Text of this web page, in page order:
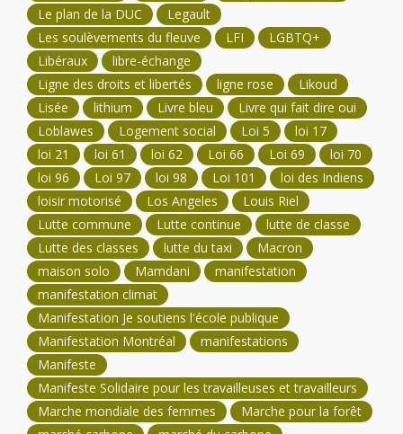
Le plan de la DUC
Legault
Les soulèvements du fleuve
LFI
LGBTQ+
Libéraux
libre-échange
Ligne des droits et libertés
ligne rose
Likoud
Lisée
lithium Livre bleu
Livre qui fait dire oui
Loblawes
Logement social Loi 5
loi 17
loi 21
loi 61 loi 62 Loi 66 Loi 69
loi 70
loi 96
Loi 97 loi 98 Loi 101
loi des Indiens
loisir motorisé
Los Angeles
Louis Riel
Lutte commune
Lutte continue
lutte de classe
Lutte des classes
lutte du taxi
Macron
maison solo
Mamdani
manifestation
manifestation climat
Manifestation Je soutiens l'école publique
Manifestation Montréal
manifestations
Manifeste
Manifeste Solidaire pour les travailleuses et travailleurs
Marche mondiale des femmes
Marche pour la forêt